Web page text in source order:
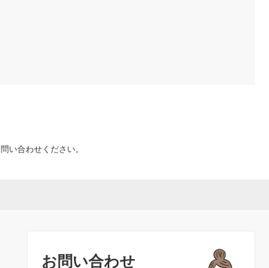
い合わせください。
お問い合わせ